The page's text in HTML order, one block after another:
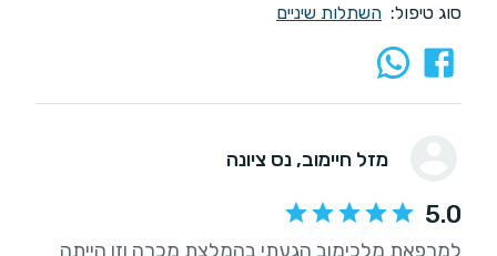
סוג טיפול: השתלות שיניים
מזל חיימוב, נס ציונה
5.0
למרפאת מלכימוב הגעתי בהמלצת מכרה וזו הייתה